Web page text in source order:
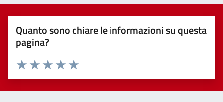
Quanto sono chiare le informazioni su questa
pagina?
Valuta 5 stelle su 5
Valuta 4 stelle su 5
Valuta 3 stelle su 5
Valuta 2 stelle su 5
Valuta 1 stelle su 5